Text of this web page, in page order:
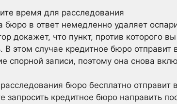
время для расследования
бюро в ответ немедленно удаляет
докажет, что пункт, против которого
В этом случае кредитное бюро
спорной записи, поэтому она снова
бюро бесплатно
запросить кредитное бюро направить